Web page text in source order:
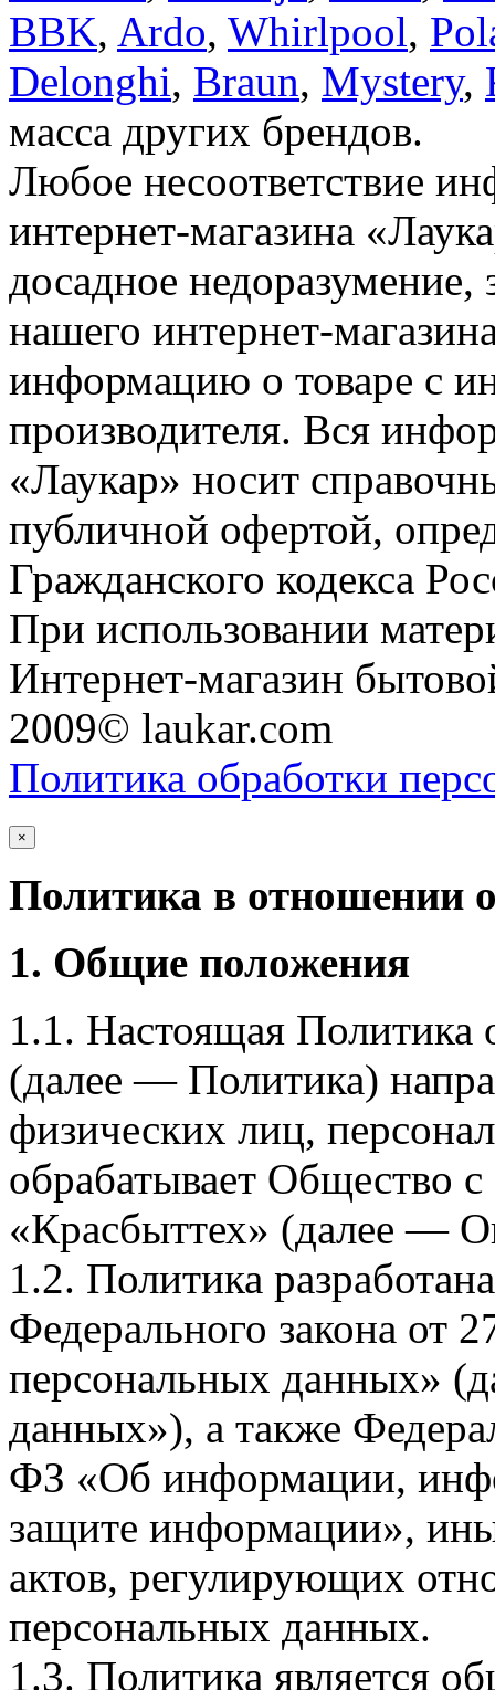
BBK, Ardo, Whirlpool,
Delonghi, Braun, Mystery,
масса других брендов.
Любое несоответствие
интернет-магазина
досадное недоразумение,
нашего интернет-
информацию о товаре с
производителя. Вся
«Лаукар» носит
публичной офертой,
Гражданского кодекса
При использовании
Интернет-магазин
2009© laukar.com
Политика обработки
×
Политика в отношении
1. Общие положения
1.1. Настоящая Политика
(далее — Политика)
физических лиц,
обрабатывает Общество
«Красбыттех» (далее —
1.2. Политика
Федерального закона
персональных данных»
данных»), а также
ФЗ «Об информации,
защите информации»,
актов, регулирующих
персональных данных.
1.3. Политика является